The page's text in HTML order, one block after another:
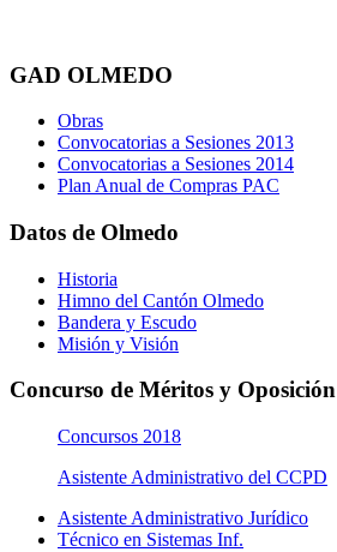
GAD OLMEDO
Obras
Convocatorias a Sesiones 2013
Convocatorias a Sesiones 2014
Plan Anual de Compras PAC
Datos de Olmedo
Historia
Himno del Cantón Olmedo
Bandera y Escudo
Misión y Visión
Concurso de Méritos y Oposición
Concursos 2018
Asistente Administrativo del CCPD
Asistente Administrativo Jurídico
Técnico en Sistemas Inf.